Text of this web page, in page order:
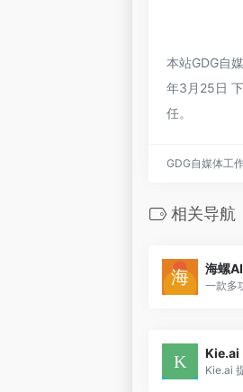
本站GDG自
年3月25日
任。
GDG自媒体工
相关导航
海螺AI
Kie.ai